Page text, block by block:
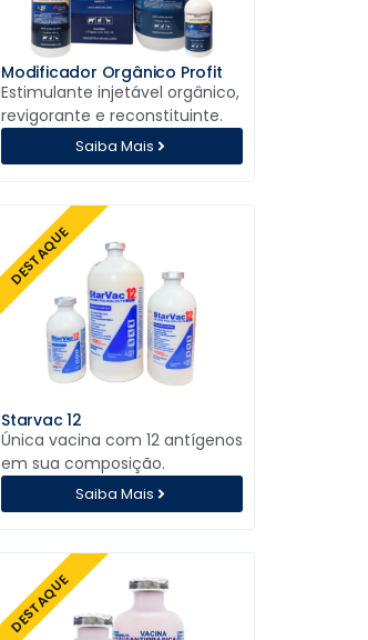
Saiba Mais
Modificador Orgânico Profit
Estimulante injetável orgânico,
revigorante e reconstituinte.
DESTAQUE
Saiba Mais
Starvac 12
Única vacina com 12 antígenos
em sua composição.
DESTAQUE